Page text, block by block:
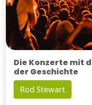
Die Konzerte mit
der Geschichte
Rod Stewart